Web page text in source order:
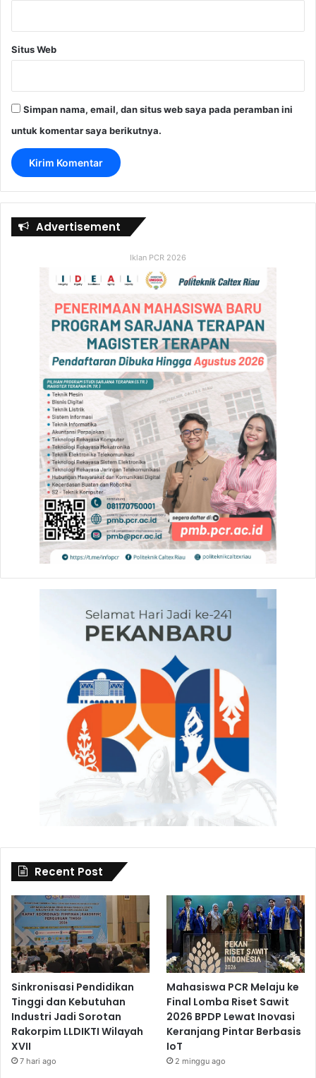
Situs Web
Simpan nama, email, dan situs web saya pada peramban ini
untuk komentar saya berikutnya.
Advertisement
Iklan PCR 2026
Recent Post
Sinkronisasi Pendidikan
Tinggi dan Kebutuhan
Industri Jadi Sorotan
Rakorpim LLDIKTI Wilayah
XVII
7 hari ago
Mahasiswa PCR Melaju ke
Final Lomba Riset Sawit
2026 BPDP Lewat Inovasi
Keranjang Pintar Berbasis
IoT
2 minggu ago